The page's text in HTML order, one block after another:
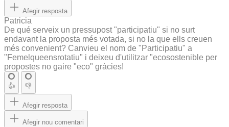
Afegir resposta
Patricia
De qué serveix un pressupost "participatiu" si no surt
endavant la proposta més votada, si no la que ells creuen
més convenient? Canvieu el nom de "Participatiu" a
"Femelqueensrotatiu" i deixeu d'utilitzar "ecosostenible per
propostes no gaire "eco" gràcies!
👍 👎
Afegir resposta
Afegir nou comentari